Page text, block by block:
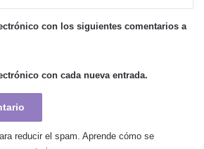
con los siguientes comentarios a
con cada nueva entrada.
reducir el spam. Aprende cómo se